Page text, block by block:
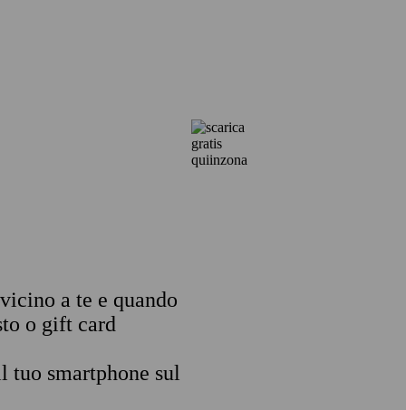
a te e quando
o gift card
tuo smartphone sul